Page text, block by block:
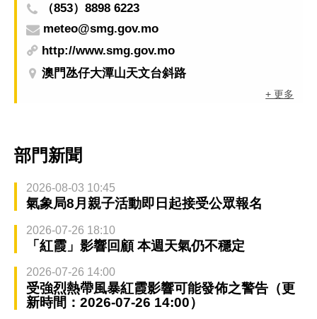
（853）8898 6223
meteo@smg.gov.mo
http://www.smg.gov.mo
澳門氹仔大潭山天文台斜路
+ 更多
部門新聞
2026-08-03 10:45
氣象局8月親子活動即日起接受公眾報名
2026-07-26 18:10
「紅霞」影響回顧 本週天氣仍不穩定
2026-07-26 14:00
受強烈熱帶風暴紅霞影響可能發佈之警告（更
新時間：2026-07-26 14:00）